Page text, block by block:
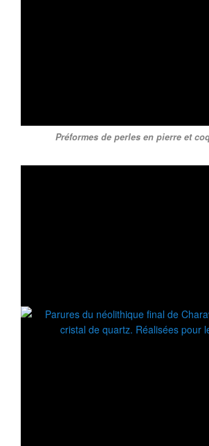
Préformes de perles en pierre et